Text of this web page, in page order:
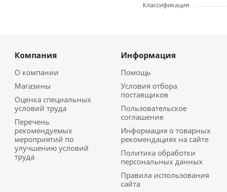
Классификация
Компания
О компании
Магазины
Оценка специальных
условий труда
Перечень
рекомендуемых
мероприятий по
улучшению условий
труда
Информация
Помощь
Условия отбора
поставщиков
Пользовательское
соглашение
Информация о товарных
рекомендациях на сайте
Политика обработки
персональных данных
Правила использования
сайта